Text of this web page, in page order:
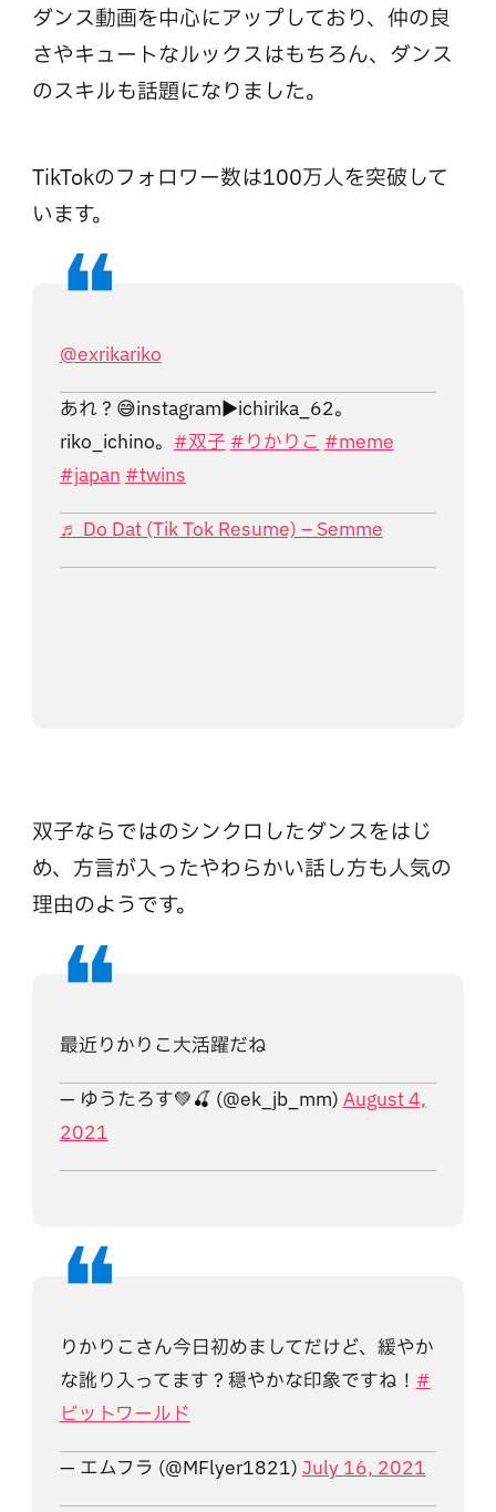
ダンス動画を中心にアップしており、仲の良
さやキュートなルックスはもちろん、ダンス
のスキルも話題になりました。
TikTokのフォロワー数は100万人を突破して
います。
@exrikariko
あれ？😅instagram▶︎ichirika_62。
riko_ichino。#双子#りかりこ#meme
#japan#twins
♬ Do Dat (Tik Tok Resume) – Semme
双子ならではのシンクロしたダンスをはじ
め、方言が入ったやわらかい話し方も人気の
理由のようです。
最近りかりこ大活躍だね
— ゆうたろす💚🍒 (@ek_jb_mm)August 4,
2021
りかりこさん今日初めましてだけど、緩やか
な訛り入ってます？穏やかな印象ですね！#
ビットワールド
— エムフラ (@MFlyer1821) July 16, 2021